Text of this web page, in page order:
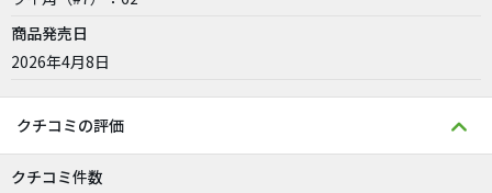
商品発売日
2026年4月8日
クチコミの評価
クチコミ件数